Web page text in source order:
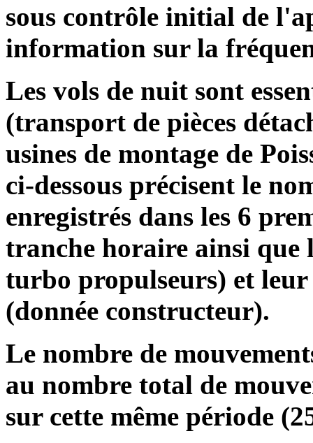
sous contrôle initial de
information sur la
Les vols de nuit sont
(transport de pièces
usines de montage de
ci-dessous précisent le
enregistrés dans les 6
tranche horaire ainsi que
turbo propulseurs) et leur
(donnée constructeur).
Le nombre de
au nombre total de
sur cette même période